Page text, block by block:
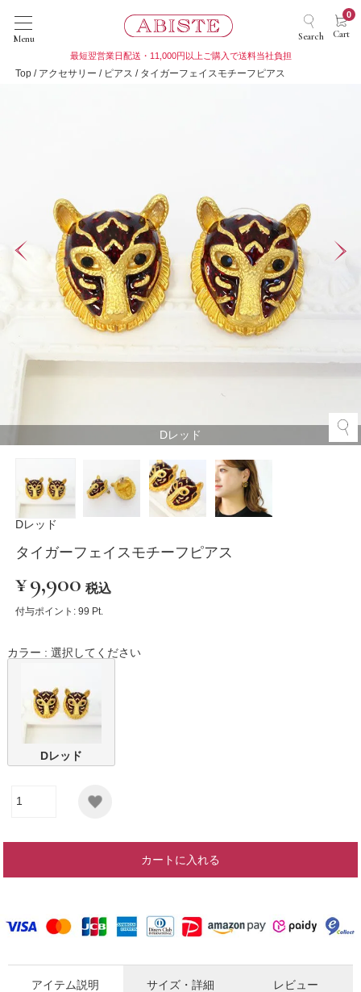
Menu Search Cart
0
最短翌営業日配送・11,000円以上ご購入で送料当社負担
Top アクセサリー ピアス タイガーフェイスモチーフピアス
Dレッド
Dレッド
タイガーフェイスモチーフピアス
¥9,900 税込
付与ポイント: 99 Pt.
カラー 選択してください
Dレッド
カートに入れる
アイテム説明 サイズ・詳細 レビュー